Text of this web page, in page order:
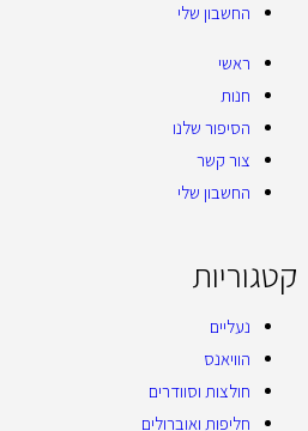
החשבון שלי
ראשי
חנות
הסיפור שלנו
צור קשר
החשבון שלי
קטגוריות
נעליים
הוויאנס
חולצות וסוודרים
חליפות ואוברולים